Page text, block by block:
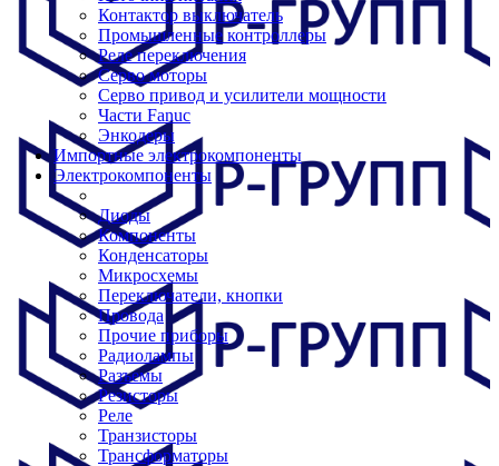
Контактор выключатель
Промышленные контроллеры
Реле переключения
Серво моторы
Серво привод и усилители мощности
Части Fanuc
Энкодеры
Импортные электрокомпоненты
Электрокомпоненты
Диоды
Компоненты
Конденсаторы
Микросхемы
Переключатели, кнопки
Провода
Прочие приборы
Радиолампы
Разъемы
Резисторы
Реле
Транзисторы
Трансформаторы